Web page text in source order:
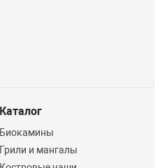
Каталог
Биокамины
Грили и мангалы